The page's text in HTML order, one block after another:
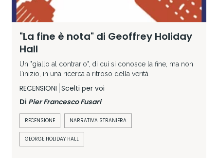
"La fine è nota" di Geoffrey Holiday
Hall
Un "giallo al contrario", di cui si conosce la fine, ma non
l'inizio, in una ricerca a ritroso della verità
RECENSIONI Scelti per voi
Di Pier Francesco Fusari
RECENSIONE NARRATIVA STRANIERA
GEORGE HOLIDAY HALL